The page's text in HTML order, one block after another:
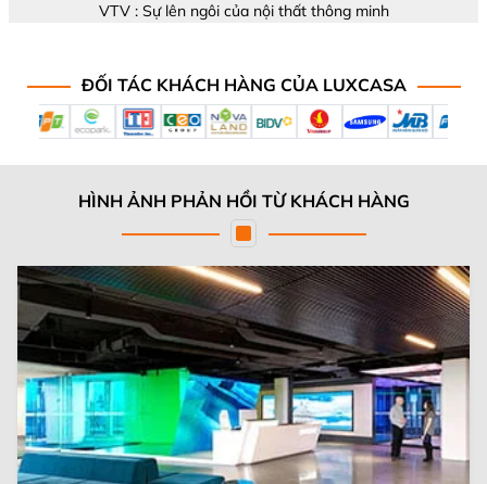
VTV : Sự lên ngôi của nội thất thông minh
ĐỐI TÁC KHÁCH HÀNG CỦA LUXCASA
HÌNH ẢNH PHẢN HỒI TỪ KHÁCH HÀNG